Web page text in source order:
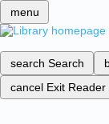
menu
search Search
cancel Exit Reader